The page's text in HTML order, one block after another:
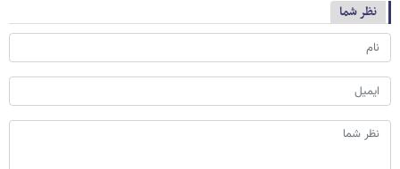
نظر شما